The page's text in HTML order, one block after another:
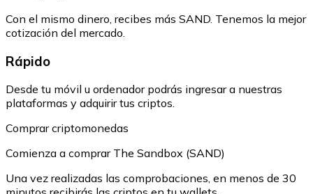
Con el mismo dinero, recibes más SAND. Tenemos la mejor
cotización del mercado.
Rápido
Desde tu móvil u ordenador podrás ingresar a nuestras
plataformas y adquirir tus criptos.
Comprar criptomonedas
Comienza a comprar The Sandbox (SAND)
Una vez realizadas las comprobaciones, en menos de 30